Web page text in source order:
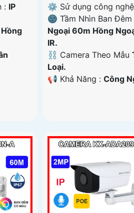
: IP
Hồng
⚙ Sử dụng công
🌚 Tầm Nhìn Ban Đêm
Ngoại 60m Hồng
IR.
⛓ Camera Theo Mẫu
Loại.
️📢 Khả Năng :Công